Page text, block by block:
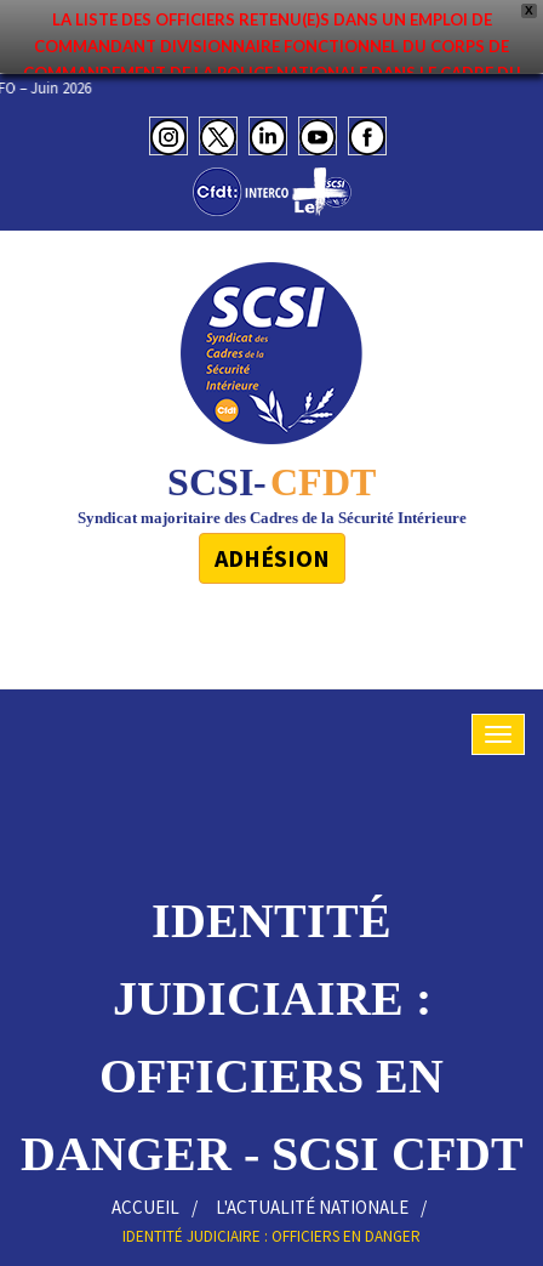
X
LA LISTE DES OFFICIERS RETENU(E)S DANS UN EMPLOI DE
COMMANDANT DIVISIONNAIRE FONCTIONNEL DU CORPS DE
COMMANDEMENT DE LA POLICE NATIONALE DANS LE CADRE DU
PREMIER MOUVEMENT 2026 A ÉTÉ DIFFUSÉE. ELLE EST DISPONIBLE EN
PAGES PROTÉGÉES DU SITE. FÉLICITATIONS AUX NOMMÉ(E)S !
– Juin 2026
SCSI-CFDT
Syndicat majoritaire des Cadres de la Sécurité Intérieure
ADHÉSION
IDENTITÉ
JUDICIAIRE :
OFFICIERS EN
DANGER - SCSI CFDT
ACCUEIL L'ACTUALITÉ NATIONALE
IDENTITÉ JUDICIAIRE : OFFICIERS EN DANGER